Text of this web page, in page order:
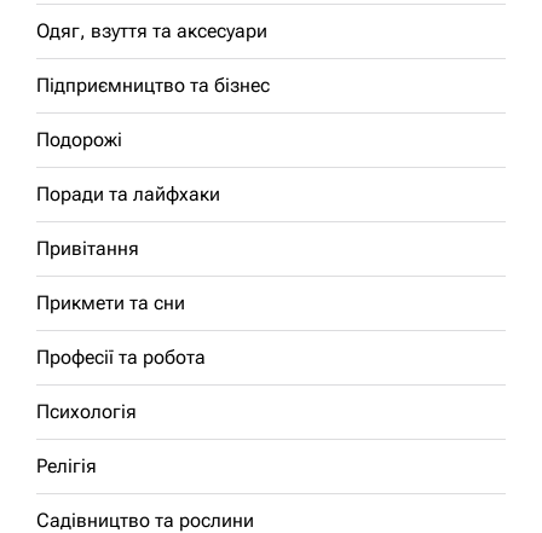
Одяг, взуття та аксесуари
Підприємництво та бізнес
Подорожі
Поради та лайфхаки
Привітання
Прикмети та сни
Професії та робота
Психологія
Релігія
Садівництво та рослини